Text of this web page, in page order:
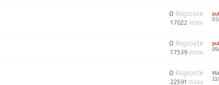
0 Risposte
17022Visite
0 Risposte
17539Visite
0 Risposte
22591 Visite